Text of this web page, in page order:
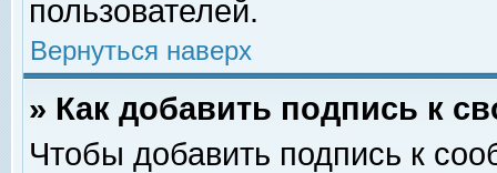
пользователей.
Вернуться наверх
» Как добавить подпись к
Чтобы добавить подпись к